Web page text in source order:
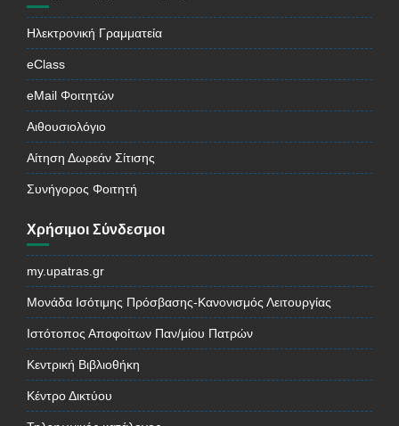
Ηλεκτρονική Γραμματεία
eClass
eMail Φοιτητών
Αιθουσιολόγιο
Αίτηση Δωρεάν Σίτισης
Συνήγορος Φοιτητή
Χρήσιμοι Σύνδεσμοι
my.upatras.gr
Μονάδα Ισότιμης Πρόσβασης-Κανονισμός Λειτουργίας
Ιστότοπος Αποφοίτων Παν/μίου Πατρών
Κεντρική Βιβλιοθήκη
Κέντρο Δικτύου